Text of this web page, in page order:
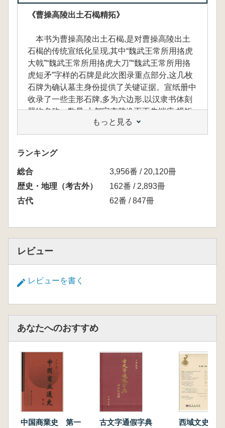
《曹操高陵出土石楬精拓》
本书为曹操高陵出土石楬,是对曹操高陵出土
石楬的传统宣纸化呈现,其中“魏武王常所用挌虎
大戟”“魏武王常所用挌虎大刀”“魏武王常所用挌
虎短矛”字样的石牌是此次图录重点部分,这几枚
石牌为确认墓主身份提供了关键证据。宣纸册中
收录了一些圭形石牌,多为六边形,以汉隶书体刻
器物名称、数量,大都字态雅逸而不失端庄,规矩
间不失浪漫,这样的石牌在此前考古发掘中从未
出现,是曹魏时代墓主崇高身份的象征。此册对
于两晋社会文化、历史沿革以及书法风格研究起
到了关键的作用。
本書は曹操高陵から出土した石楬を収録した
図録の重点資料であり、墓主の身元を確認する
圭形の石牌が収められており、多くは六角形
ています。これらの文字は雅やかでありながら
端正さを失わず、規矩の中に独特の風趣が感じ
られます。このような石牌は、それ以前の考古
発掘では確認されておらず、曹魏時代における
墓主の崇高な身分を象徴するものです。本冊
は、晋・魏から両晋期にかけての社会文化、歴
史的変遷、さらには書法様式の研究においても
重要な役割を果たしています。
もっと見る
ランキング
総合
3,956番 / 20,120冊
歴史・地理（考古外）
162番 / 2,893冊
古代
62番 / 847冊
レビュー
レビューを書く
あなたへのおすすめ
中国商業史 第一
古文字通假字典 西域文史 第